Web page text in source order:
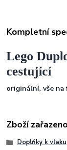
Kompletní
Lego
cestující
originální, vše na
Zboží
Doplňky k vlaku